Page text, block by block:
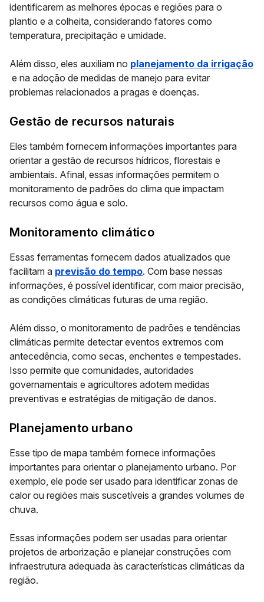
identificarem as melhores épocas e regiões para o
plantio e a colheita, considerando fatores como
temperatura, precipitação e umidade.
Além disso, eles auxiliam no planejamento da irrigação
e na adoção de medidas de manejo para evitar
problemas relacionados a pragas e doenças.
Gestão de recursos naturais
Eles também fornecem informações importantes para
orientar a gestão de recursos hídricos, florestais e
ambientais. Afinal, essas informações permitem o
monitoramento de padrões do clima que impactam
recursos como água e solo.
Monitoramento climático
Essas ferramentas fornecem dados atualizados que
facilitam a previsão do tempo. Com base nessas
informações, é possível identificar, com maior precisão,
as condições climáticas futuras de uma região.
Além disso, o monitoramento de padrões e tendências
climáticas permite detectar eventos extremos com
antecedência, como secas, enchentes e tempestades.
Isso permite que comunidades, autoridades
governamentais e agricultores adotem medidas
preventivas e estratégias de mitigação de danos.
Planejamento urbano
Esse tipo de mapa também fornece informações
importantes para orientar o planejamento urbano. Por
exemplo, ele pode ser usado para identificar zonas de
calor ou regiões mais suscetíveis a grandes volumes de
chuva.
Essas informações podem ser usadas para orientar
projetos de arborização e planejar construções com
infraestrutura adequada às características climáticas da
região.